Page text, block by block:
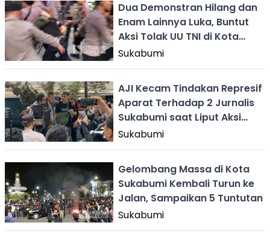
Dua Demonstran Hilang dan
Enam Lainnya Luka, Buntut
Aksi Tolak UU TNI di Kota
Sukabumi
Sukabumi
AJI Kecam Tindakan Represif
Aparat Terhadap 2 Jurnalis
Sukabumi saat Liput Aksi
Tolak UU TNI
Sukabumi
Gelombang Massa di Kota
Sukabumi Kembali Turun ke
Jalan, Sampaikan 5 Tuntutan
Sukabumi